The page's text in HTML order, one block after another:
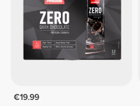
€19.99